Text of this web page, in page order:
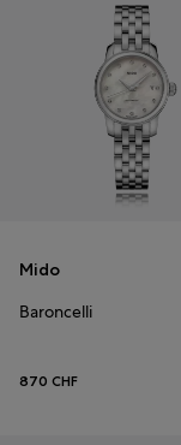
Mido
Baroncelli
870 CHF